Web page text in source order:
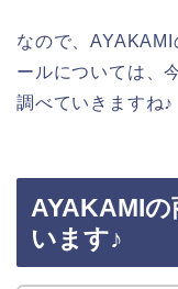
なので、
ールについては、
調べていきますね♪
AYAKAMI
います♪